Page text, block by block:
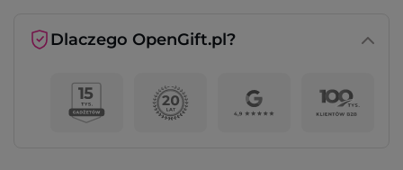
Dlaczego OpenGift.pl?